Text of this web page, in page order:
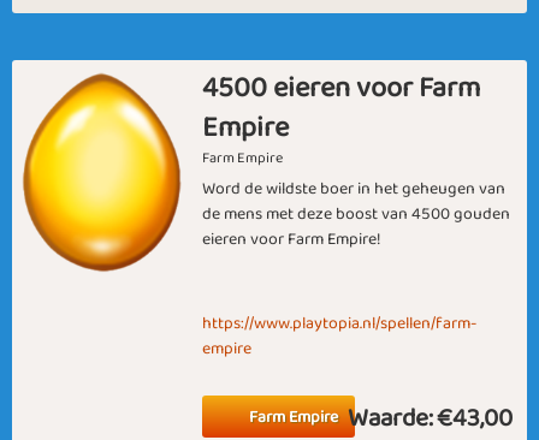
4500 eieren voor Farm
Empire
Farm Empire
Word de wildste boer in het geheugen van
de mens met deze boost van 4500 gouden
eieren voor Farm Empire!
https://www.playtopia.nl/spellen/farm-
empire
Waarde:€43,00
Farm Empire